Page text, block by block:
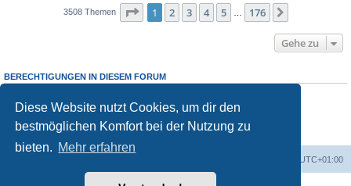
Diese Website nutzt Cookies, um dir den
bestmöglichen Komfort bei der Nutzung zu
bieten. Mehr erfahren
3508 Themen Seite 1von 176
1 2 3 4 5 176
Gehe zu
BERECHTIGUNGEN IN DIESEM FORUM
Du darfst
keine Antworten zu Themen in diesem Forum erstellen.
Du darfst deine Beiträge in diesem Forumnichtändern.
Du darfst deine Beiträge in diesem Forum nicht löschen.
keine
UTC+01:00